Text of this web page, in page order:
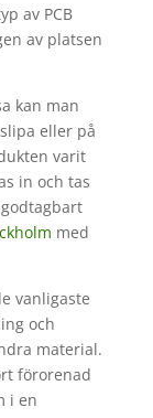
av PCB
av platsen
kan man
eller på
varit
in och tas
med
vanligaste
och
material.
förorenad
i en